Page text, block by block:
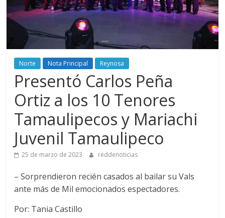
Norte Nota Principal Reynosa
Presentó Carlos Peña
Ortiz a los 10 Tenores
Tamaulipecos y Mariachi
Juvenil Tamaulipeco
25 de marzo de 2023 reddenoticias
– Sorprendieron recién casados al bailar su Vals
ante más de Mil emocionados espectadores.
Por: Tania Castillo